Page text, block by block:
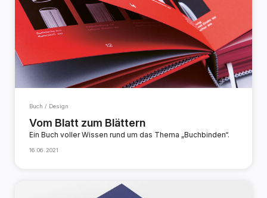
Buch / Design
Vom Blatt zum Blättern
Ein Buch voller Wissen rund um das Thema „Buchbinden“.
16.06.2021